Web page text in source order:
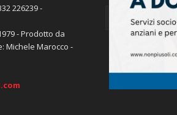
226239 -
- Prodotto da
Michele Marocco -